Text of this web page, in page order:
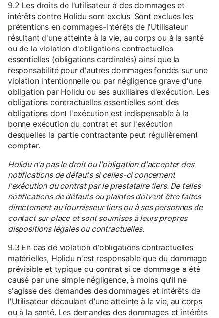
9.2 Les droits de l'utilisateur à des dommages et
intérêts contre Holidu sont exclus. Sont exclues les
prétentions en dommages-intérêts de l'Utilisateur
résultant d'une atteinte à la vie, au corps ou à la santé
ou de la violation d'obligations contractuelles
essentielles (obligations cardinales) ainsi que la
responsabilité pour d'autres dommages fondés sur une
violation intentionnelle ou par négligence grave d'une
obligation par Holidu ou ses auxiliaires d'exécution. Les
obligations contractuelles essentielles sont des
obligations dont l'exécution est indispensable à la
bonne exécution du contrat et sur l'exécution
desquelles la partie contractante peut régulièrement
compter.
Holidu n'a pas le droit ou l'obligation d'accepter des
notifications de défauts si celles-ci concernent
l'exécution du contrat par le prestataire tiers. De telles
notifications de défauts ou plaintes doivent être faites
directement au fournisseur tiers ou à ses personnes de
contact sur place et sont soumises à leurs propres
dispositions légales ou contractuelles.
9.3 En cas de violation d'obligations contractuelles
matérielles, Holidu n'est responsable que du dommage
prévisible et typique du contrat si ce dommage a été
causé par une simple négligence, à moins qu'il ne
s'agisse des demandes des dommages et intérêts de
l'Utilisateur découlant d'une atteinte à la vie, au corps
ou à la santé. Les demandes des dommages et intérêts